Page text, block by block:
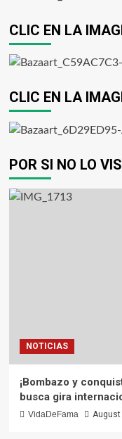
CLIC EN LA
CLIC EN LA
POR SI NO LO
NOTICIAS
¡Bombazo y
busca gira
VidaDeFama August